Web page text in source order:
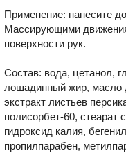
Применение: нанесите
Массирующими
поверхности рук.
Состав: вода, цетанол,
лошадинный жир, масло
экстракт листьев
полисорбет-60, стеарат
гидроксид калия,
пропилпарабен,